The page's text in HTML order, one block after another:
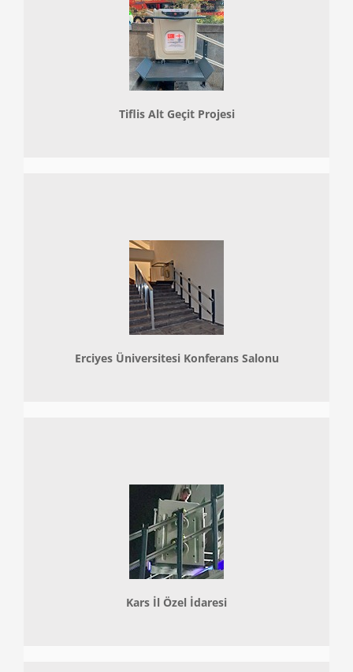
Tiflis Alt Geçit Projesi
Erciyes Üniversitesi Konferans Salonu
Kars İl Özel İdaresi